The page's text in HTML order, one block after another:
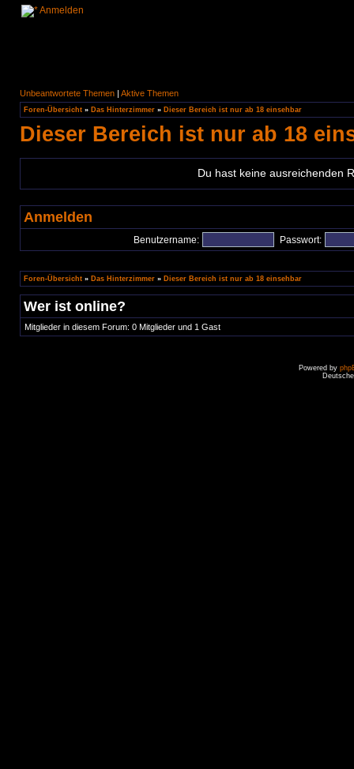
Anmelden
Unbeantwortete Themen | Aktive Themen
Foren-Übersicht » Das Hinterzimmer » Dieser Bereich ist nur ab 18 einsehbar
Dieser Bereich ist nur ab 18
Du hast keine ausreichenden
Anmelden
Benutzername: Passwort:
Foren-Übersicht » Das Hinterzimmer » Dieser Bereich ist nur ab 18 einsehbar
Wer ist online?
Mitglieder in diesem Forum: 0 Mitglieder und 1 Gast
Powered by